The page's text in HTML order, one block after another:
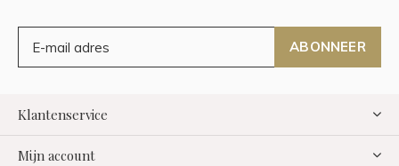
ABONNEER
Klantenservice
Mijn account